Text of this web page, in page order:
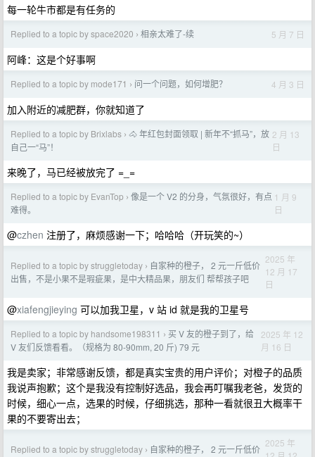
每一轮牛市都是有任务的
Replied to a topic by space2020 › 相亲太难了-续 5 月 7 日
阿峰：这是个好事啊
Replied to a topic by mode171 › 问一个问题，如何增肥？ 4 月 3 日
加入附近的减肥群，你就知道了
Replied to a topic by Brixlabs › 🐴 年红包封面领取 | 新年不“抓马”，放
自己一“马”！
2 月 13
日
来晚了，马已经被放完了 =_=
Replied to a topic by EvanTop › 像是一个 V2 的分身，气氛很好，有点
难得。
1 月 9
日
@czhen 注册了，麻烦感谢一下；哈哈哈（开玩笑的~）
Replied to a topic by struggletoday › 自家种的橙子， 2 元一斤低价
出售，不是小果不是瑕疵果，是中大精品果，朋友们 帮帮孩子吧
2025 年
12 月 17
日
@xiafengjieying 可以加我卫星，v 站 id 就是我的卫星号
Replied to a topic by handsome198311 › 买 V 友的橙子到了，给
V 友们反馈看看。（规格为 80-90mm, 20 斤) 79 元
2025 年 12
月 16 日
我是卖家；非常感谢反馈，都是真实宝贵的用户评价；对橙子的品质
我说声抱歉；这个是我没有控制好选品，我会再叮嘱我老爸，发货的
时候，细心一点，选果的时候，仔细挑选，那种一看就很丑大概率干
果的不要寄出去；
Replied to a topic by struggletoday › 自家种的橙子， 2 元一斤低价 2025 年